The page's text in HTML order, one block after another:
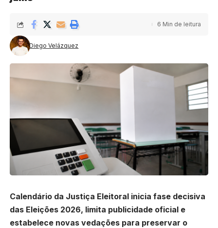
Diego Velázquez
6 Min de leitura
Calendário da Justiça Eleitoral inicia fase decisiva
das Eleições 2026, limita publicidade oficial e
estabelece novas vedações para preservar o